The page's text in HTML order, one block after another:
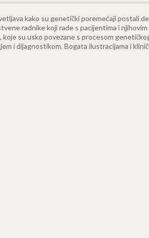
kako su genetički poremećaji postali
radnike koji rade s pacijentima i
koje su usko povezane s procesom
i dijagnostikom. Bogata ilustracijama i